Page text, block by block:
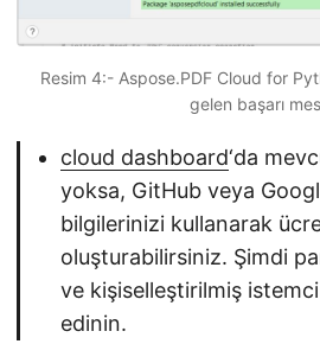
Resim 4:- Aspose.PDF Cloud for
gelen başarı
cloud dashboard‘da
yoksa, GitHub veya
bilgilerinizi kullanarak
oluşturabilirsiniz. Şimdi
ve kişiselleştirilmiş
edinin.